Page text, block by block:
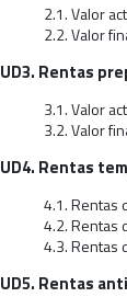
2.1. Valor
2.2. Valor
UD3. Rentas
3.1. Valor
3.2. Valor
UD4. Rentas
4.1. Rentas
4.2. Rentas
4.3. Rentas
UD5. Rentas